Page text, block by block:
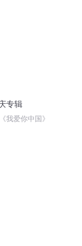
专辑
《我爱你中国》